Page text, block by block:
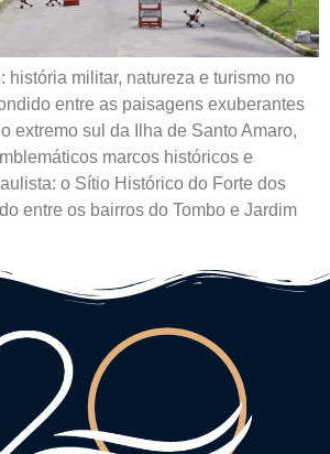
história militar, natureza e turismo no
entre as paisagens exuberantes
extremo sul da Ilha de Santo Amaro,
marcos históricos e
o Sítio Histórico do Forte dos
entre os bairros do Tombo e Jardim